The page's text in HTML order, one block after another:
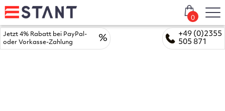
+49 (0)2355
505 871
Jetzt 4% Rabatt bei PayPal-
oder Vorkasse-Zahlung
%
0